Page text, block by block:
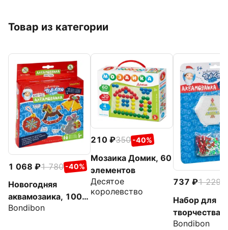
Товар из категории
1 068 1 780 -40%
Новогодняя
аквамозаика, 1000
бусин
Bondibon
210 350 -40%
Мозаика Домик, 60
элементов
Десятое
королевство
737 1 229
Набор для
творчества.
Новогодняя
Bondibon